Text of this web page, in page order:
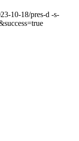
10-18/pres-d -s-